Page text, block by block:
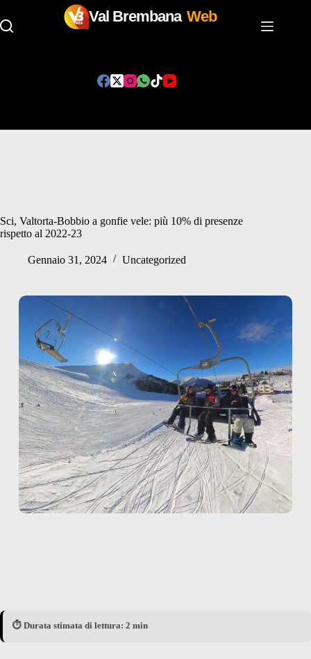
Val Brembana Web
Sci, Valtorta-Bobbio a gonfie vele: più 10% di presenze
rispetto al 2022-23
Gennaio 31, 2024 Uncategorized
⏱️ Durata stimata di lettura: 2 min